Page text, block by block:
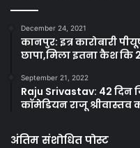
December 24, 2021
कानपुर: इत्र कारोबारी
छापा,मिला इतना कैश कि
September 21, 2022
Raju Srivastav: 42
कॉमेडियन राजू श्रीवास्तव
अंतिम संशोधित पोस्ट